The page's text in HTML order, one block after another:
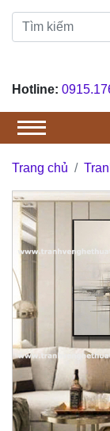
Hotline:
Trang chủ